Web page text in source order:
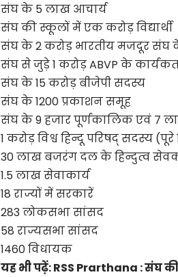
संघ के 5 लाख आचार्य
संघ की स्कूलों में एक करोड़ विद्यार्थी
संघ के 2 करोड़ भारतीय मजदूर संघ
संघ से जुड़े 1 करोड़ ABVP के
संघ के 15 करोड़ बीजेपी सदस्य
संघ के 1200 प्रकाशन समूह
संघ के 9 हजार पूर्णकालिक एवं 7
1 करोड़ विश्व हिन्दू परिषद् सदस्य (पूरे
30 लाख बजरंग दल के हिन्दुत्व
1.5 लाख सेवाकार्य
18 राज्यों में सरकारें
283 लोकसभा सांसद
58 राज्यसभा सांसद
1460 विधायक
यह भी पढ़ें:RSS Prarthana : संघ